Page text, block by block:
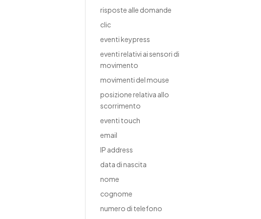
risposte alle domande
clic
eventi keypress
eventi relativi ai sensori di
movimento
movimenti del mouse
posizione relativa allo
scorrimento
eventi touch
email
IP address
data di nascita
nome
cognome
numero di telefono